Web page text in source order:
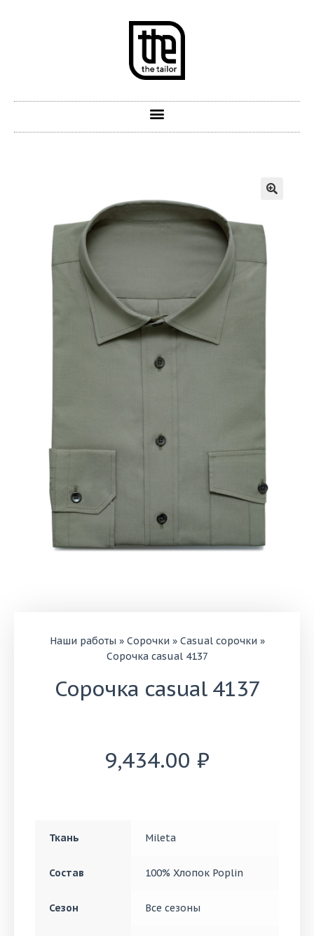
Наши работы » Сорочки » Casual сорочки »
Сорочка casual 4137
Сорочка casual 4137
9,434.00 ₽
Ткань Mileta
Состав 100% Хлопок Poplin
Сезон Все сезоны